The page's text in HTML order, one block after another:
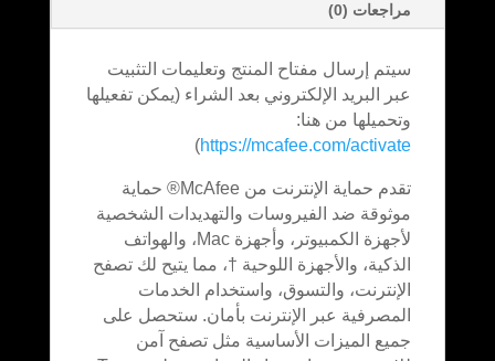
مراجعات (0)
سيتم إرسال مفتاح المنتج وتعليمات التثبيت
عبر البريد الإلكتروني بعد الشراء (يمكن تفعيلها
وتحميلها من هنا:
https://mcafee.com/activate
)
تقدم حماية الإنترنت من McAfee® حماية
موثوقة ضد الفيروسات والتهديدات الشخصية
لأجهزة الكمبيوتر، وأجهزة Mac، والهواتف
الذكية، والأجهزة اللوحية †، مما يتيح لك تصفح
الإنترنت، والتسوق، واستخدام الخدمات
المصرفية عبر الإنترنت بأمان. ستحصل على
جميع الميزات الأساسية مثل تصفح آمن